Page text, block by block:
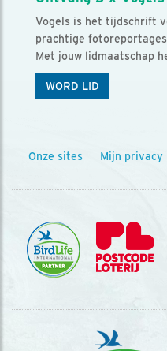
Vogels is het tijdschrift
prachtige
Met jouw lidmaatschap
WORD LID
Onze sites Mijn privacy